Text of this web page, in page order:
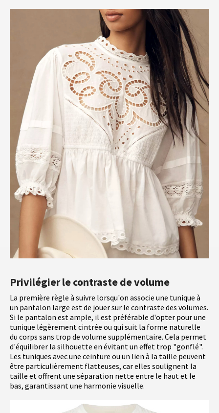
Privilégier le contraste de volume
La première règle à suivre lorsqu'on associe une tunique à
un pantalon large est de jouer sur le contraste des volumes.
Si le pantalon est ample, il est préférable d'opter pour une
tunique légèrement cintrée ou qui suit la forme naturelle
du corps sans trop de volume supplémentaire. Cela permet
d'équilibrer la silhouette en évitant un effet trop "gonflé".
Les tuniques avec une ceinture ou un lien à la taille peuvent
être particulièrement flatteuses, car elles soulignent la
taille et offrent une séparation nette entre le haut et le
bas, garantissant une harmonie visuelle.